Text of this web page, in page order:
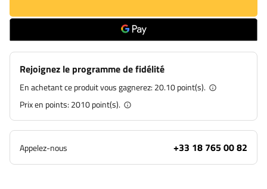
Rejoignez le programme de fidélité
En achetant ce produit vous gagnerez: 20.10 point(s).
Prix en points: 2010point(s).
Appelez-nous +33 18 765 00 82